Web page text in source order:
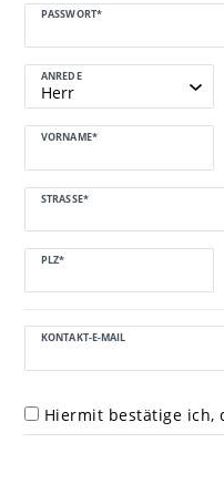
PASSWORT*
ANREDE
VORNAME*
STRASSE*
PLZ*
KONTAKT-E-MAIL
Hiermit bestätige ich,